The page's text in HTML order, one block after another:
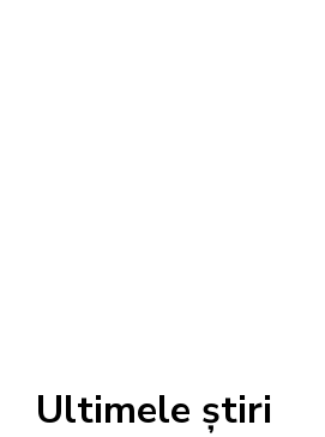
Ultimele știri